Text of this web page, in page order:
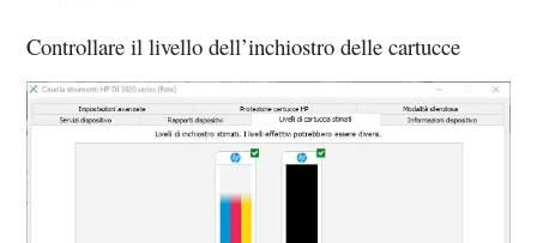
Controllare il livello dell’inchiostro delle cartucce